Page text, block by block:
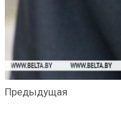
Предыдущая